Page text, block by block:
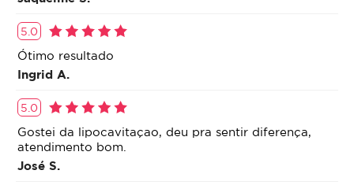
5.0
Ótimo resultado
Ingrid A.
5.0
Gostei da lipocavitaçao, deu pra sentir diferença,
atendimento bom.
José S.